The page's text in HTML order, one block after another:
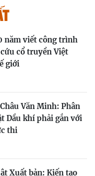
năm viết công trình
cổ truyền Việt
giới
Văn Minh: Phân
Dầu khí phải gắn với
thi
Xuất bản: Kiến tạo